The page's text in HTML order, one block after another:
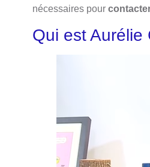
nécessaires pour
Qui est Aurélie